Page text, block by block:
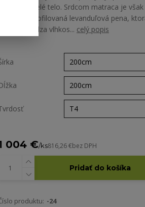
oporu pre celé telo. Srdcom matraca je však
špeciálne profilovaná levanduľová pena,
nielen odvádza vlhkos... celý popis
004 €/ks816,26 €bez DPH
Pridať do košíka
produktu: -24